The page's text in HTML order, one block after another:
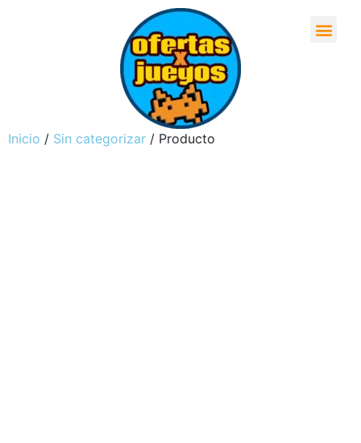
Inicio / Sin categorizar / Producto